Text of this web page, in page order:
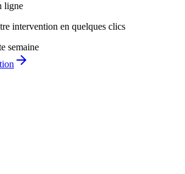
ligne
intervention en quelques clics
semaine